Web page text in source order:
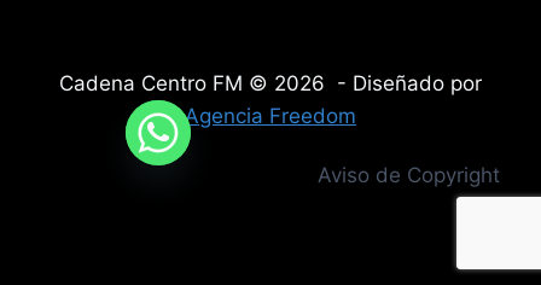
Cadena Centro FM © 2026 - Diseñado por
Agencia Freedom
Aviso de Copyright